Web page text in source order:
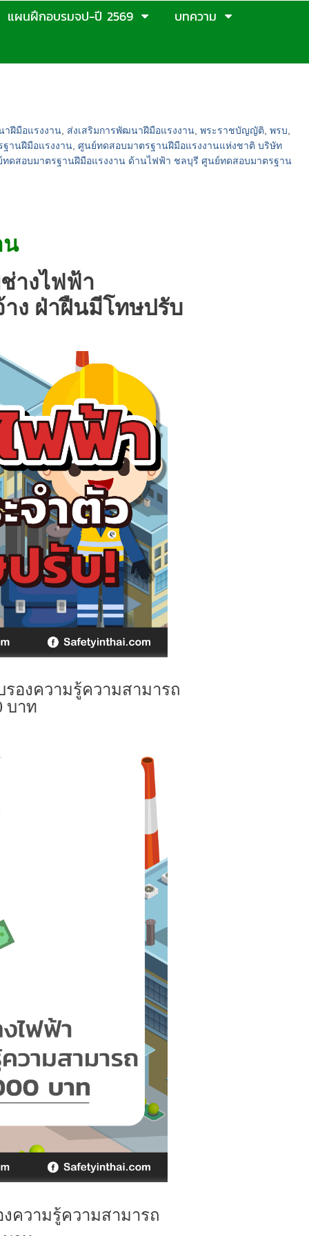
แผนฝึกอบรมจป-ปี 2569 บทความ
ฝีมือแรงงาน ส่งเสริมการพัฒนาฝีมือแรงงาน ,พระราชบัญญัติ ,พรบ
านฝีมือแรงงาน ,ศูนย์ทดสอบมาตรฐานฝีมือแรงงานแห่งชาติ บริษัท
ทดสอบมาตรฐานฝีมือแรงงาน ด้านไฟฟ้า ชลบุรี ศูนย์ทดสอบมาตรฐาน
น
างไฟฟ้า
ง ฝ่าฝืนมีโทษปรับ
องความรู้ความสามารถ
บาท
ความรู้ความสามารถ